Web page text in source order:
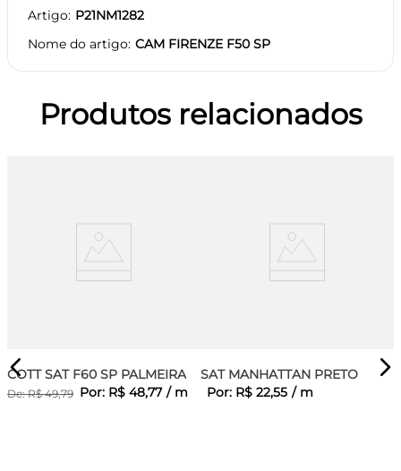
Artigo P21NM1282
Nome do artigo CAM FIRENZE F50 SP
Produtos relacionados
COTT SAT F60 SP PALMEIRA
De:R$ 49,79 Por: R$ 48,77 / m
SAT MANHATTAN PRETO
Por: R$ 22,55 / m